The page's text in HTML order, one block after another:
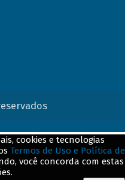
cookies e tecnologias
Termos de Uso e Política de
você concorda com estas